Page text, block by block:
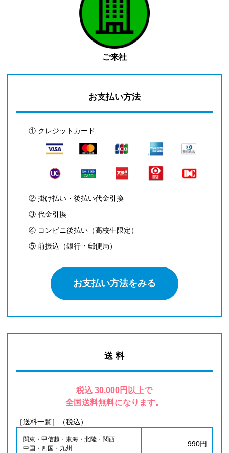
ご来社
お支払い方法
① クレジットカード
② 掛け払い・後払い代金引換
③ 代金引換
④ コンビニ後払い（高校生限定）
⑤ 前振込（銀行・郵便局）
お支払い方法をみる
送 料
税込 30,000円以上で
全国送料無料になります。
［送料一覧］（税込）
関東・甲信越・東海・北陸・関西
中国・四国・九州
990円